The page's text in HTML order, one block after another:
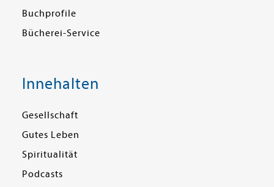
Buchprofile
Bücherei-Service
Innehalten
Gesellschaft
Gutes Leben
Spiritualität
Podcasts